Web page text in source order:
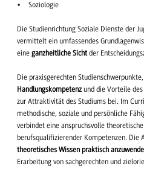
Soziologie
Die Studienrichtung Soziale Dienste der
vermittelt ein umfassendes
eine ganzheitliche Sicht der
Die praxisgerechten
Handlungskompetenz und die Vorteile
zur Attraktivität des Studiums bei. Im
methodische, soziale und persönliche
verbindet eine anspruchsvolle
berufsqualifizierender Kompetenzen. Die
theoretisches Wissen praktisch
Erarbeitung von sachgerechten und